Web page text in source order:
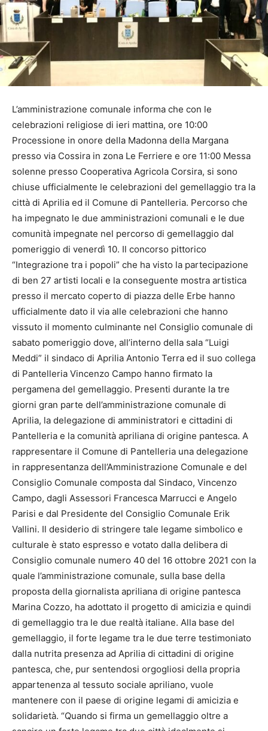
L’amministrazione comunale informa che con le
celebrazioni religiose di ieri mattina, ore 10:00
Processione in onore della Madonna della Margana
presso via Cossira in zona Le Ferriere e ore 11:00 Messa
solenne presso Cooperativa Agricola Corsira, si sono
chiuse ufficialmente le celebrazioni del gemellaggio tra la
città di Aprilia ed il Comune di Pantelleria. Percorso che
ha impegnato le due amministrazioni comunali e le due
comunità impegnate nel percorso di gemellaggio dal
pomeriggio di venerdì 10. Il concorso pittorico
“Integrazione tra i popoli” che ha visto la partecipazione
di ben 27 artisti locali e la conseguente mostra artistica
presso il mercato coperto di piazza delle Erbe hanno
ufficialmente dato il via alle celebrazioni che hanno
vissuto il momento culminante nel Consiglio comunale di
sabato pomeriggio dove, all’interno della sala “Luigi
Meddi” il sindaco di Aprilia Antonio Terra ed il suo collega
di Pantelleria Vincenzo Campo hanno firmato la
pergamena del gemellaggio. Presenti durante la tre
giorni gran parte dell’amministrazione comunale di
Aprilia, la delegazione di amministratori e cittadini di
Pantelleria e la comunità apriliana di origine pantesca. A
rappresentare il Comune di Pantelleria una delegazione
in rappresentanza dell’Amministrazione Comunale e del
Consiglio Comunale composta dal Sindaco, Vincenzo
Campo, dagli Assessori Francesca Marrucci e Angelo
Parisi e dal Presidente del Consiglio Comunale Erik
Vallini. Il desiderio di stringere tale legame simbolico e
culturale è stato espresso e votato dalla delibera di
Consiglio comunale numero 40 del 16 ottobre 2021 con la
quale l’amministrazione comunale, sulla base della
proposta della giornalista apriliana di origine pantesca
Marina Cozzo, ha adottato il progetto di amicizia e quindi
di gemellaggio tra le due realtà italiane. Alla base del
gemellaggio, il forte legame tra le due terre testimoniato
dalla nutrita presenza ad Aprilia di cittadini di origine
pantesca, che, pur sentendosi orgogliosi della propria
appartenenza al tessuto sociale apriliano, vuole
mantenere con il paese di origine legami di amicizia e
solidarietà. “Quando si firma un gemellaggio oltre a